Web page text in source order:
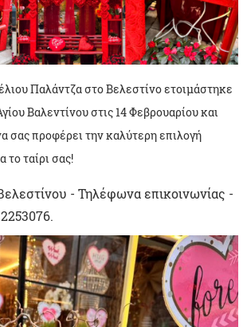
Παλάντζα στο Βελεστίνο ετοιμάστηκε
Βαλεντίνου στις 14 Φεβρουαρίου και
σας προφέρει την καλύτερη επιλογή
ταίρι σας!
- Τηλέφωνα επικοινωνίας -